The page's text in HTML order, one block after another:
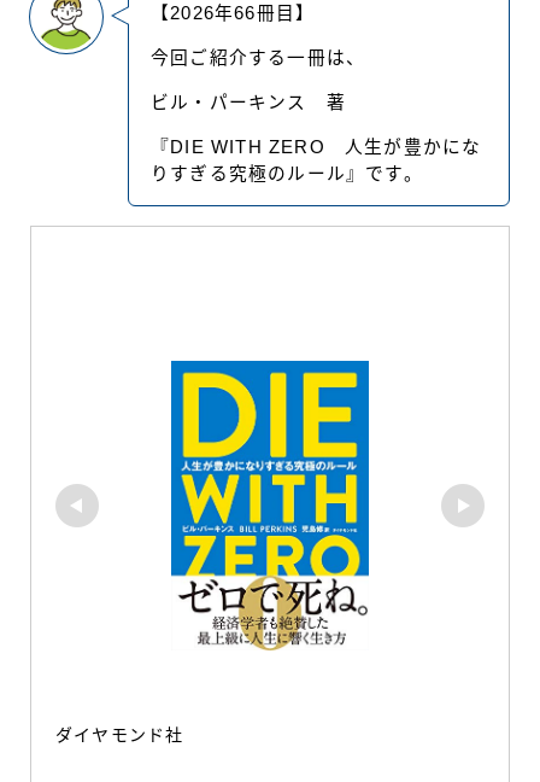
【2026年66冊目】
今回ご紹介する一冊は、
ビル・パーキンス 著
『DIE WITH ZERO 人生が豊かにな
りすぎる究極のルール』です。
ダイヤモンド社